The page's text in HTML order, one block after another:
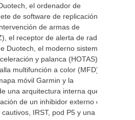
el ordenador de
de software de replicación
de armas de
el receptor de alerta de radar
Duotech, el moderno sistema
y palanca (HOTAS)
multifunción a color (MFD),
móvil Garmin y la
una arquitectura interna que
de un inhibidor externo o
IRST, pod P5 y una